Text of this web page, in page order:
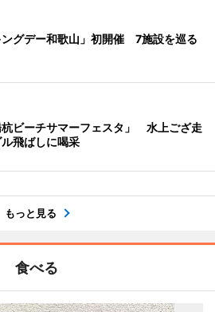
ングデー和歌山」初開催 7施設を巡る
杭ビーチサマーフェスタ」 水上ござ走
飛ばしに喝采
もっと見る
食べる